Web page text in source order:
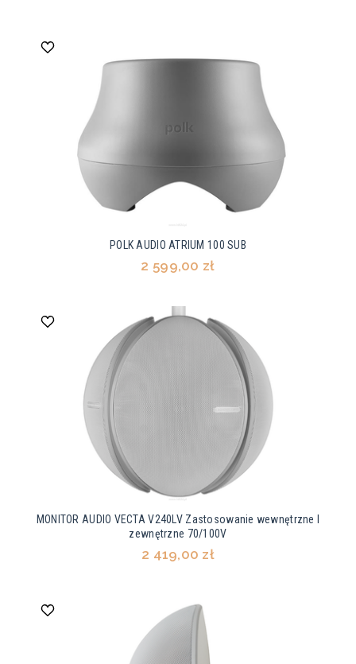
POLK AUDIO ATRIUM 100 SUB
2 599,00 zł
MONITOR AUDIO VECTA V240LV Zastosowanie wewnętrzne I
zewnętrzne 70/100V
2 419,00 zł